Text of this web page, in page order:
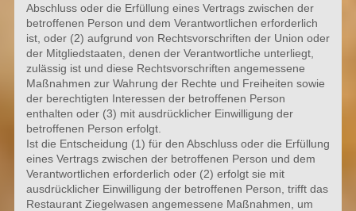
Abschluss oder die Erfüllung eines Vertrags zwischen der
betroffenen Person und dem Verantwortlichen erforderlich
ist, oder (2) aufgrund von Rechtsvorschriften der Union oder
der Mitgliedstaaten, denen der Verantwortliche unterliegt,
zulässig ist und diese Rechtsvorschriften angemessene
Maßnahmen zur Wahrung der Rechte und Freiheiten sowie
der berechtigten Interessen der betroffenen Person
enthalten oder (3) mit ausdrücklicher Einwilligung der
betroffenen Person erfolgt.
Ist die Entscheidung (1) für den Abschluss oder die Erfüllung
eines Vertrags zwischen der betroffenen Person und dem
Verantwortlichen erforderlich oder (2) erfolgt sie mit
ausdrücklicher Einwilligung der betroffenen Person, trifft das
Restaurant Ziegelwasen angemessene Maßnahmen, um